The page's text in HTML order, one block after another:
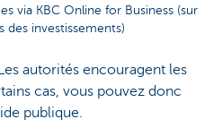
via KBC Online for Business (sur
des investissements)
autorités encouragent les
cas, vous pouvez donc
publique.